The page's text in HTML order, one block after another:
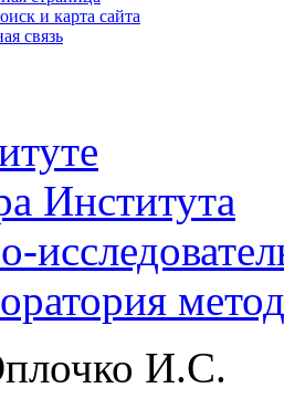
Института
И.С.